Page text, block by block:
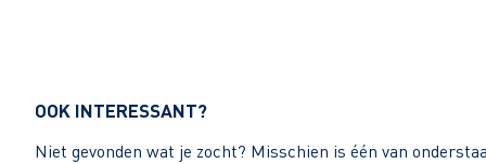
OOK INTERESSANT?
Niet gevonden wat je zocht? Misschien is één van